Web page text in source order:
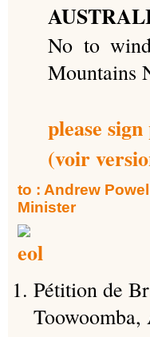
No to
Mountains
please
(voir
to : Andrew
Minister
Pétition de
Toowoomba,